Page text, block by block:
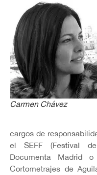
Carmen Chávez
cargos de
el SEFF (Festival
Documenta Madrid
Cortometrajes de